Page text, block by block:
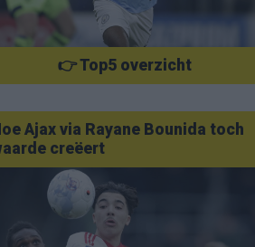
👉 Top5 overzicht
Ajax via Rayane Bounida toch
creëert